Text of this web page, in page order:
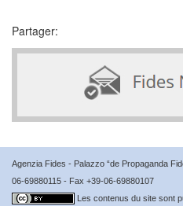
Partager:
Agenzia Fides - Palazzo “de Propaganda
06-69880115 - Fax +39-06-69880107
Les contenus du site sont